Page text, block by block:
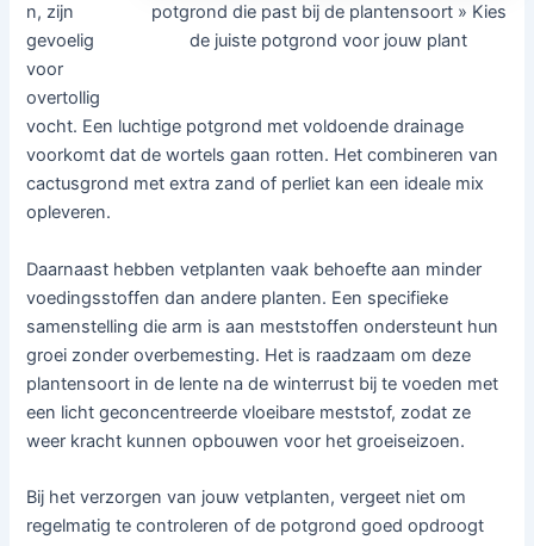
potgrond die past bij de plantensoort » Kies
de juiste potgrond voor jouw plant
n, zijn
gevoelig
voor
overtollig
vocht. Een luchtige potgrond met voldoende drainage
voorkomt dat de wortels gaan rotten. Het combineren van
cactusgrond met extra zand of perliet kan een ideale mix
opleveren.
Daarnaast hebben vetplanten vaak behoefte aan minder
voedingsstoffen dan andere planten. Een specifieke
samenstelling die arm is aan meststoffen ondersteunt hun
groei zonder overbemesting. Het is raadzaam om deze
plantensoort in de lente na de winterrust bij te voeden met
een licht geconcentreerde vloeibare meststof, zodat ze
weer kracht kunnen opbouwen voor het groeiseizoen.
Bij het verzorgen van jouw vetplanten, vergeet niet om
regelmatig te controleren of de potgrond goed opdroogt